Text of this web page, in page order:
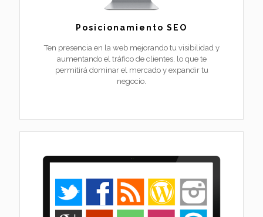
Posicionamiento SEO
Ten presencia en la web mejorando tu visibilidad y
aumentando el tráfico de clientes, lo que te
permitirá dominar el mercado y expandir tu
negocio.